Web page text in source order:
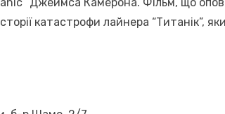
катастрофи лайнера “Титанік”,